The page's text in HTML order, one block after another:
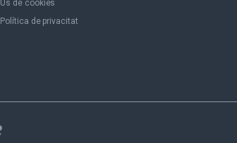
Ús de cookies
Política de privacitat